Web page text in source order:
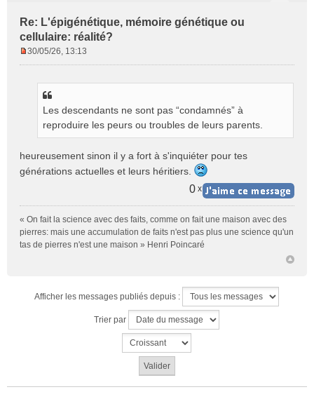
Re: L'épigénétique, mémoire génétique ou
cellulaire: réalité?
o
n
30/05/26, 13:13
Les descendants ne sont pas “condamnés” à
reproduire les peurs ou troubles de leurs parents.
heureusement sinon il y a fort à s'inquiéter pour tes
générations actuelles et leurs héritiers.
0 x
« On fait la science avec des faits, comme on fait une maison avec des
pierres: mais une accumulation de faits n'est pas plus une science qu'un
tas de pierres n'est une maison » Henri Poincaré
Afficher les messages publiés depuis :
Trier par